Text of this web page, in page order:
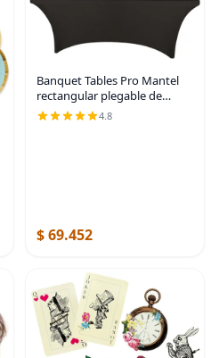
Banquet Tables Pro Mantel
rectangular plegable de
elastano de 6 pies de largo,
elástico, ajustado, para
4.8
$ 69.452